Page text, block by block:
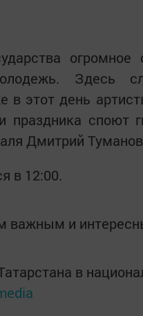
Здесь
в этот день
праздника споют
Дмитрий
в 12:00.
важным и
в